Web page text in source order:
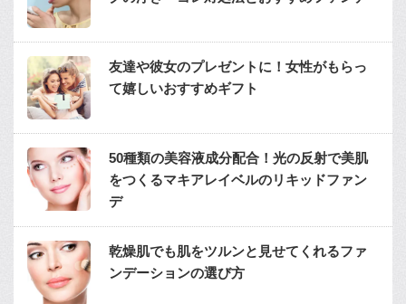
友達や彼女のプレゼントに！女性がもらっ
て嬉しいおすすめギフト
50種類の美容液成分配合！光の反射で美肌
をつくるマキアレイベルのリキッドファン
デ
乾燥肌でも肌をツルンと見せてくれるファ
ンデーションの選び方